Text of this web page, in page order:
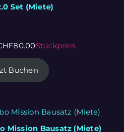
Set (Miete)
80.00Stückpreis
Buchen
Mission Bausatz (Miete)